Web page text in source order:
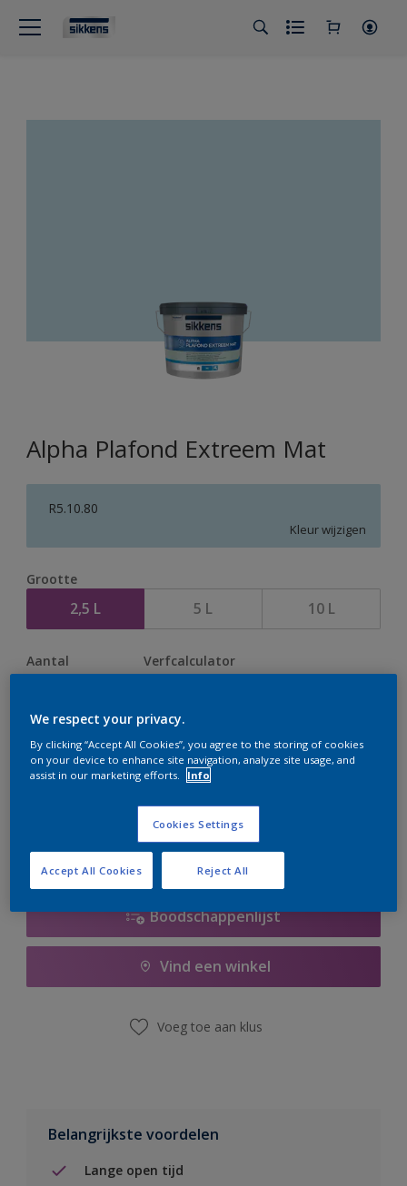
Alpha Plafond Extreem Mat
R5.10.80
Kleur wijzigen
Grootte
2,5 L 5 L 10 L
Aantal Verfcalculator
Op dit moment is het niet mogelijk dit product online
te bestellen. Houd de website in de gaten, we werken
Boodschappenlijst
Vind een winkel
Voeg toe aan klus
Belangrijkste voordelen
Lange open tijd
We respect your privacy.
By clicking “Accept All Cookies”, you agree to the storing of cookies
on your device to enhance site navigation, analyze site usage, and
assist in our marketing efforts.
Info
Cookies Settings
Reject All
Accept All Cookies